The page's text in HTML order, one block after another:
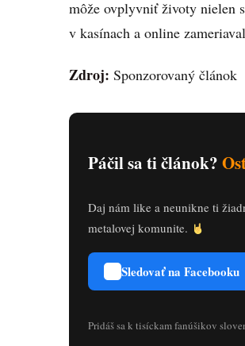
môže ovplyvniť životy nielen
v kasínach a online
Zdroj: Sponzorovaný článok
Páčil sa ti článok?
Daj nám like a neunikne ti
metalovej komunite.
Sledovať na Facebooku
Pridáš sa k tisíckam fanúšikov